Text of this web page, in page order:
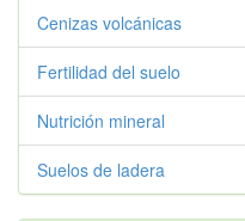
Cenizas volcánicas
Fertilidad del suelo
Nutrición mineral
Suelos de ladera